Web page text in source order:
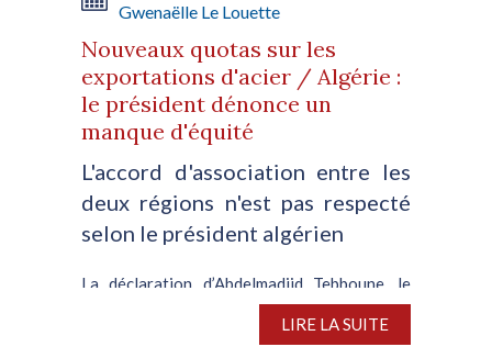
Gwenaëlle Le Louette
Nouveaux quotas sur les
exportations d'acier / Algérie :
le président dénonce un
manque d'équité
L'accord d'association entre les
deux régions n'est pas respecté
selon le président algérien
La déclaration d’Abdelmadjid Tebboune, le
président de la République algérienne,
concernant les nouveaux quotas sur les
LIRE LA SUITE